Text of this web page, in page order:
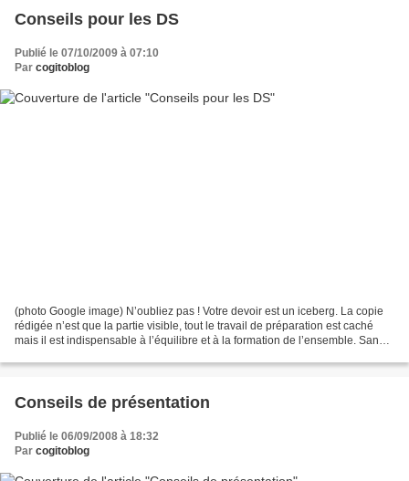
Conseils pour les DS
Publié le 07/10/2009 à 07:10
Par cogitoblog
(photo Google image) N’oubliez pas ! Votre devoir est un iceberg. La copie
rédigée n’est que la partie visible, tout le travail de préparation est caché
mais il est indispensable à l’équilibre et à la formation de l’ensemble. Sans
Conseils de présentation
Publié le 06/09/2008 à 18:32
Par cogitoblog